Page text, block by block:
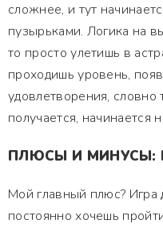
сложнее, и тут
пузырьками. Логика на
то просто улетишь в
проходишь уровень,
удовлетворения, словно
получается, начинается
ПЛЮСЫ И МИНУСЫ:
Мой главный плюс? Игра
постоянно хочешь